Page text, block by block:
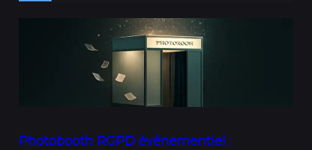
text">Page</span>
Photobooth RGPD événementiel :